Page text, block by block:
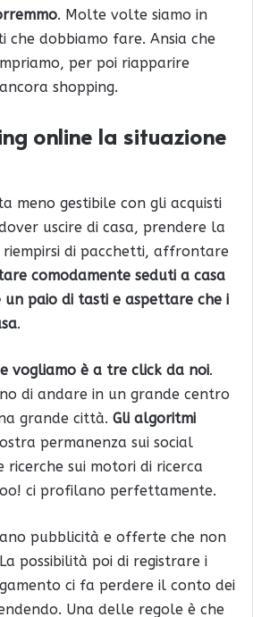
. Molte volte siamo in
che dobbiamo fare. Ansia che
per poi riapparire
shopping.
online la situazione
meno gestibile con gli acquisti
uscire di casa, prendere la
riempirsi di pacchetti, affrontare
comodamente seduti a casa
un paio di tasti e aspettare che i
.
vogliamo è a tre click da noi.
di andare in un grande centro
grande città. Gli algoritmi
permanenza sui social
sui motori di ricerca
ci profilano perfettamente.
pubblicità e offerte che non
possibilità poi di registrare i
ci fa perdere il conto dei
Una delle regole è che